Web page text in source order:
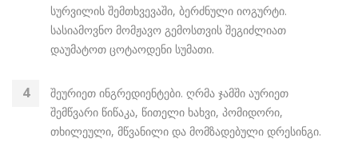
სურვილის შემთხვევაში, ბერძნული იოგურტი.
სასიამოვნო მომჟავო გემოსთვის შეგიძლიათ
დაუმატოთ ცოტაოდენი სუმათი.
შეურიეთ ინგრედიენტები. ღრმა ჯამში აურიეთ
შემწვარი წიწაკა, წითელი ხახვი, პომიდორი,
თხილეული, მწვანილი და მომზადებული დრესინგი.